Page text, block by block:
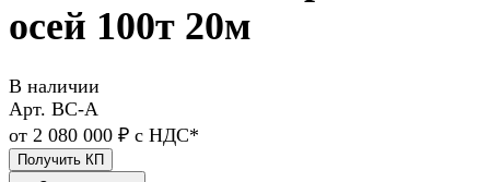
осей 100т 20м
В наличии
Арт. ВС-А
от 2 080 000 ₽ с НДС*
Получить КП